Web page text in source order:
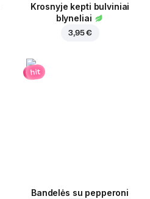
Krosnyje kepti bulviniai
blyneliai
3,95 €
hit
Bandelės su pepperoni